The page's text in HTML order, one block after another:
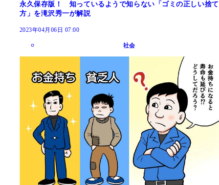
永久保存版！ 知っているようで知らない「ゴミの正しい捨て
方」を滝沢秀一が解説
2023年04月06日 07:00
社会